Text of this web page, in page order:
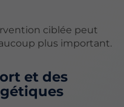
ciblée peut
plus important.
et des